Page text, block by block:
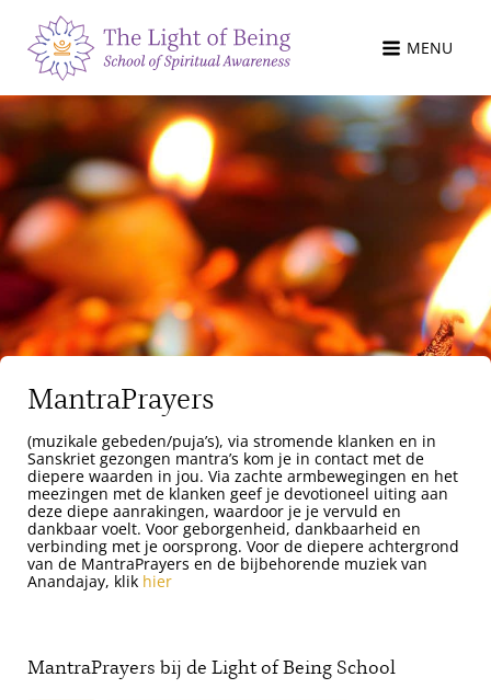
MENU
MantraPrayers
(muzikale gebeden/puja’s), via stromende klanken en in
Sanskriet gezongen mantra’s kom je in contact met de
diepere waarden in jou. Via zachte armbewegingen en het
meezingen met de klanken geef je devotioneel uiting aan
deze diepe aanrakingen, waardoor je je vervuld en
dankbaar voelt. Voor geborgenheid, dankbaarheid en
verbinding met je oorsprong. Voor de diepere achtergrond
van de MantraPrayers en de bijbehorende muziek van
Anandajay, klik hier
MantraPrayers bij de Light of Being School